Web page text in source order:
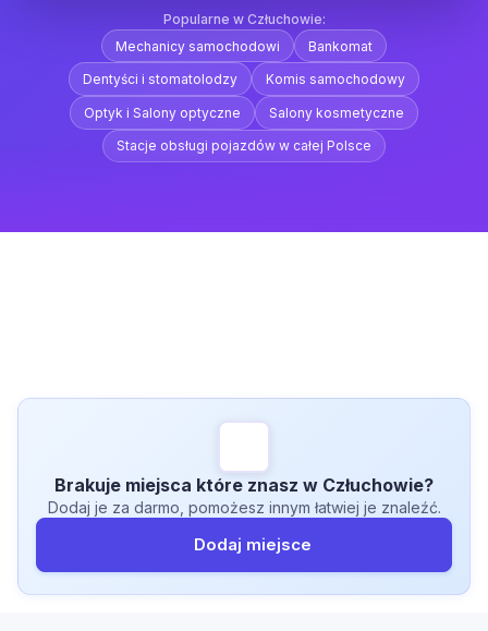
Popularne w Człuchowie:
Mechanicy samochodowi
Bankomat
Dentyści i stomatolodzy Komis samochodowy
Optyk i Salony optyczne Salony kosmetyczne
Stacje obsługi pojazdów w całej Polsce
Brakuje miejsca które znasz w Człuchowie?
Dodaj je za darmo, pomożesz innym łatwiej je znaleźć.
Dodaj miejsce